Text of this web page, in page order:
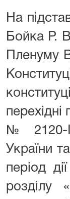
На
Бойка Р.
Пленуму
№ 2120-
України
період
розділу